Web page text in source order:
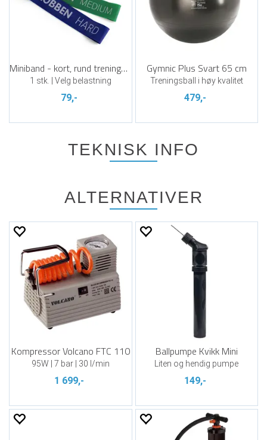
Miniband - kort, rund treningsstrikk
1 stk. | Velg belastning
79,-
Gymnic Plus Svart 65 cm
Treningsball i høy kvalitet
479,-
TEKNISK INFO
ALTERNATIVER
Kompressor Volcano FTC 110
95W | 7 bar | 30 l/min
1 699,-
Ballpumpe Kvikk Mini
Liten og hendig pumpe
149,-